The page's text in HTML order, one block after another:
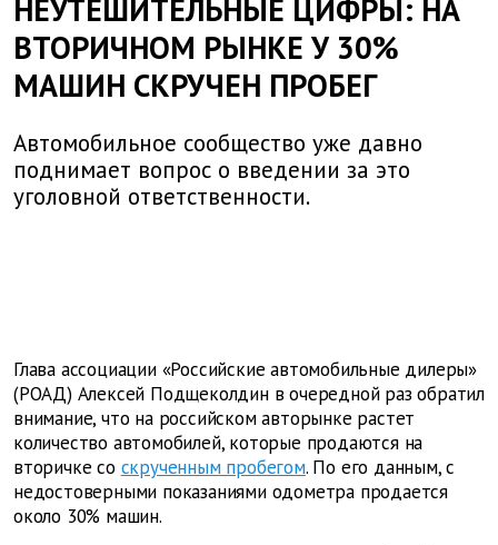
НЕУТЕШИТЕЛЬНЫЕ ЦИФРЫ: НА
ВТОРИЧНОМ РЫНКЕ У 30%
МАШИН СКРУЧЕН ПРОБЕГ
Автомобильное сообщество уже давно
поднимает вопрос о введении за это
уголовной ответственности.
Глава ассоциации «Российские автомобильные дилеры»
(РОАД) Алексей Подщеколдин в очередной раз обратил
внимание, что на российском авторынке растет
количество автомобилей, которые продаются на
вторичке со скрученным пробегом. По его данным, с
недостоверными показаниями одометра продается
около 30% машин.